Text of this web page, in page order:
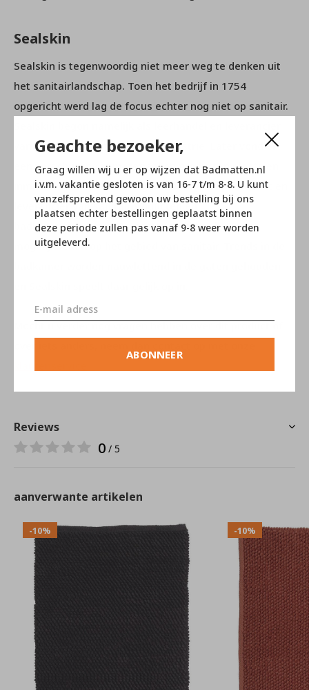
Geachte bezoeker,
Graag willen wij u er op wijzen dat Badmatten.nl
i.v.m. vakantie gesloten is van 16-7 t/m 8-8. U kunt
vanzelfsprekend gewoon uw bestelling bij ons
plaatsen echter bestellingen geplaatst binnen
deze periode zullen pas vanaf 9-8 weer worden
uitgeleverd.
ABONNEER
Sealskin
Sealskin is tegenwoordig niet meer weg te denken uit
het sanitairlandschap. Toen het bedrijf in 1754
opgericht werd lag de focus echter nog niet op sanitair.
van producten aan de schoenindustrie. Later vond er
een verschuiving in materiaal en producten plaats en
inmiddels is Sealskin een gerenommeerd producent en
leverancier van sanitairproducten en
badkamerdecoratie. Ze richten zich op alle
mogelijkheden op het gebied van sanitair. Trends in de
Mocht u verder nog vragen hebben over dit product of
Reviews
0 / 5
aanverwante artikelen
-10% -10%